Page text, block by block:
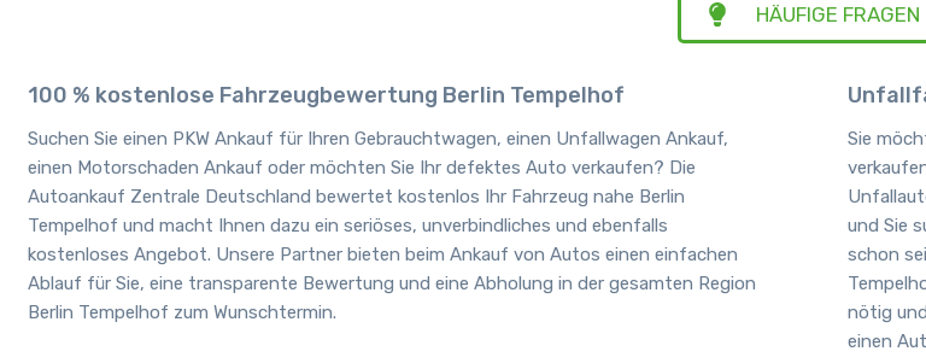
HÄUFIGE FRAGEN
100 % kostenlose Fahrzeugbewertung Berlin Tempelhof
Suchen Sie einen PKW Ankauf für Ihren Gebrauchtwagen, einen Unfallwagen Ankauf,
einen Motorschaden Ankauf oder möchten Sie Ihr defektes Auto verkaufen? Die
Autoankauf Zentrale Deutschland bewertet kostenlos Ihr Fahrzeug nahe Berlin
Tempelhof und macht Ihnen dazu ein seriöses, unverbindliches und ebenfalls
kostenloses Angebot. Unsere Partner bieten beim Ankauf von Autos einen einfachen
Ablauf für Sie, eine transparente Bewertung und eine Abholung in der gesamten Region
Berlin Tempelhof zum Wunschtermin.
Sie
und Sie
schon
nötig
einen